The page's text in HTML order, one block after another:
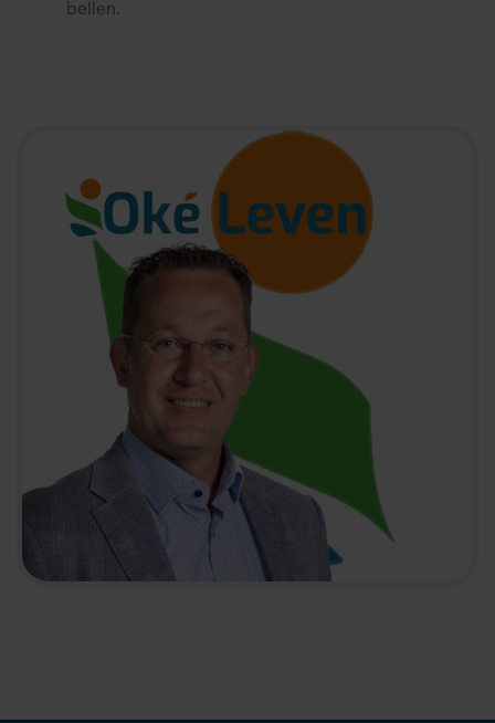
bellen.